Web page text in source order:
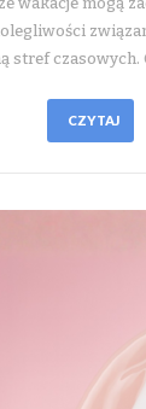
stref czasowych.
CZYTAJ